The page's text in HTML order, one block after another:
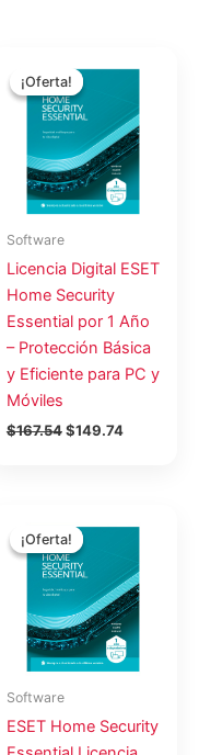
¡Oferta!
¡Oferta!
Software
Licencia Digital ESET
Home Security
Essential por 1 Año
– Protección Básica
y Eficiente para PC y
Móviles
$167.54
precio
original
era:
$167.54.
$149.74
precio
es:
$149.74.
¡Oferta!
¡Oferta!
Software
ESET Home Security
precio
original
era:
$83.04.
precio
es:
$75.00.